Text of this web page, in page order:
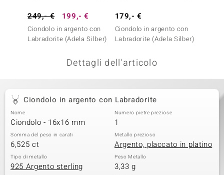
Classics
249,- € 199,- €
Ciondolo in argento con
Labradorite (Adela Silber)
179,- €
Ciondolo in argento con
Labradorite (Adela Silber)
Dettagli dell'articolo
Ciondolo in argento con Labradorite
Nome
Ciondolo - 16x16 mm
Numero pietre preziose
1
Somma del peso in carati
6,525 ct
Metallo prezioso
Argento, placcato in platino
Tipo di metallo
925 Argento sterling
Peso Metallo
3,33 g